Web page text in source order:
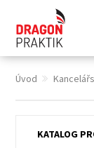
Úvod
KATALOG